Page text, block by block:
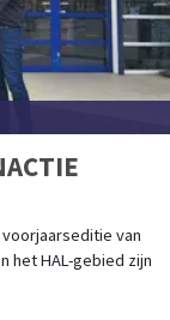
voorjaarseditie van
het HAL-gebied zijn